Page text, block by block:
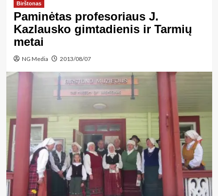
Birštonas
Paminėtas profesoriaus J.
Kazlausko gimtadienis ir Tarmių
metai
NG Media 2013/08/07